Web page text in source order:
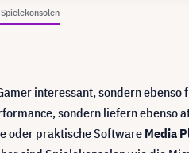
Spielekonsolen
interessant, sondern ebenso
sondern liefern ebenso
oder praktische Software Media